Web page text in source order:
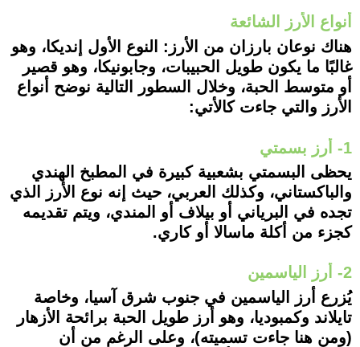
أنواع الأرز الشائعة
هناك نوعان بارزان من الأرز: النوع الأول إنديكا، وهو
غالبًا ما يكون طويل الحبيبات، وجابونيكا، وهو قصير
أو متوسط الحبة، وخلال السطور التالية نوضح أنواع
الأرز والتي جاءت كالأتي:
1- أرز بسمتي
يحظى البسمتي بشعبية كبيرة في المطبخ الهندي
والباكستاني، وكذلك العربي، حيث إنه نوع الأرز الذي
تجده في البرياني أو بيلاف أو المندي، ويتم تقديمه
كجزء من أكلة ماسالا أو كاري.
2- أرز الياسمين
يُزرع أرز الياسمين في جنوب شرق آسيا، وخاصة
تايلاند وكمبوديا، وهو أرز طويل الحبة برائحة الأزهار
(ومن هنا جاءت تسميته)، وعلى الرغم من أن